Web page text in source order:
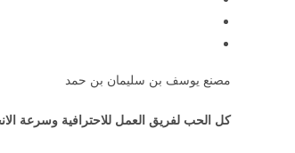
مصنع يوسف بن سليمان بن حمد
كل الحب لفريق العمل للاحترافية وسرعة